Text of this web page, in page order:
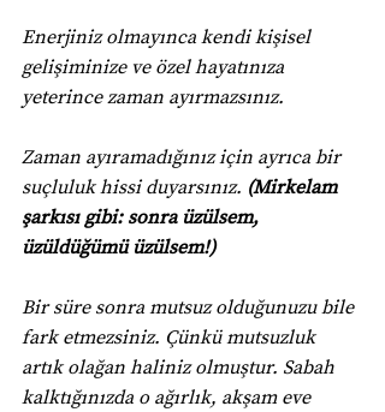
Enerjiniz olmayınca kendi kişisel
gelişiminize ve özel hayatınıza
yeterince zaman ayırmazsınız.
Zaman ayıramadığınız için ayrıca bir
suçluluk hissi duyarsınız. (Mirkelam
şarkısı gibi: sonra üzülsem,
üzüldüğümü üzülsem!)
Bir süre sonra mutsuz olduğunuzu bile
fark etmezsiniz. Çünkü mutsuzluk
artık olağan haliniz olmuştur. Sabah
kalktığınızda o ağırlık, akşam eve